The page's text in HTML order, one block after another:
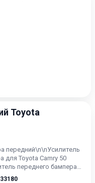
Toyota
передний\n\nУсилитель
для Toyota Camry 50
переднего бампера